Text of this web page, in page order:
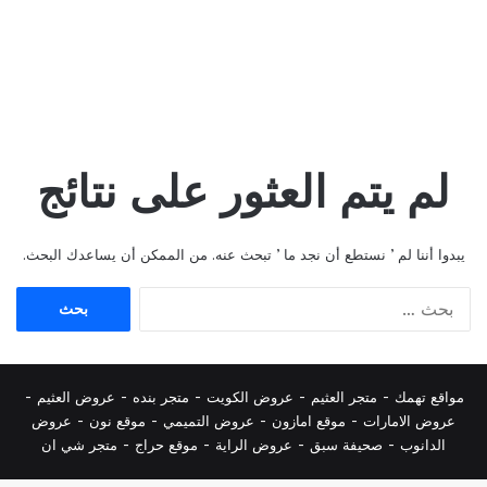
لم يتم العثور على نتائج
يبدوا أننا لم ’ نستطع أن نجد ما ’ تبحث عنه. من الممكن أن يساعدك البحث.
مواقع تهمك - متجر العثيم - عروض الكويت - متجر بنده - عروض العثيم -
عروض الامارات - موقع امازون - عروض التميمي - موقع نون - عروض
الدانوب - صحيفة سبق - عروض الراية - موقع حراج - متجر شي ان